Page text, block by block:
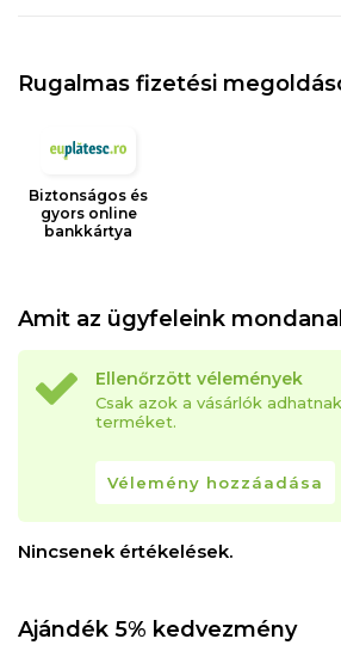
Rugalmas fizetési
Biztonságos és
gyors online
bankkártya
Amit az ügyfeleink
Ellenőrzött vélemények
Csak azok a vásárlók
terméket.
Vélemény hozzáadása
Nincsenek értékelések.
Ajándék 5% kedvezmény